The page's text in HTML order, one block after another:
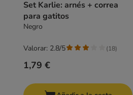
Set Karlie: arnés + correa
para gatitos
Negro
1,79 €
Valorar: 2.8/5 (18)